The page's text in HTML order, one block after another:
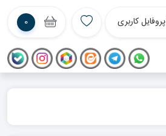
پروفایل کاربری 0